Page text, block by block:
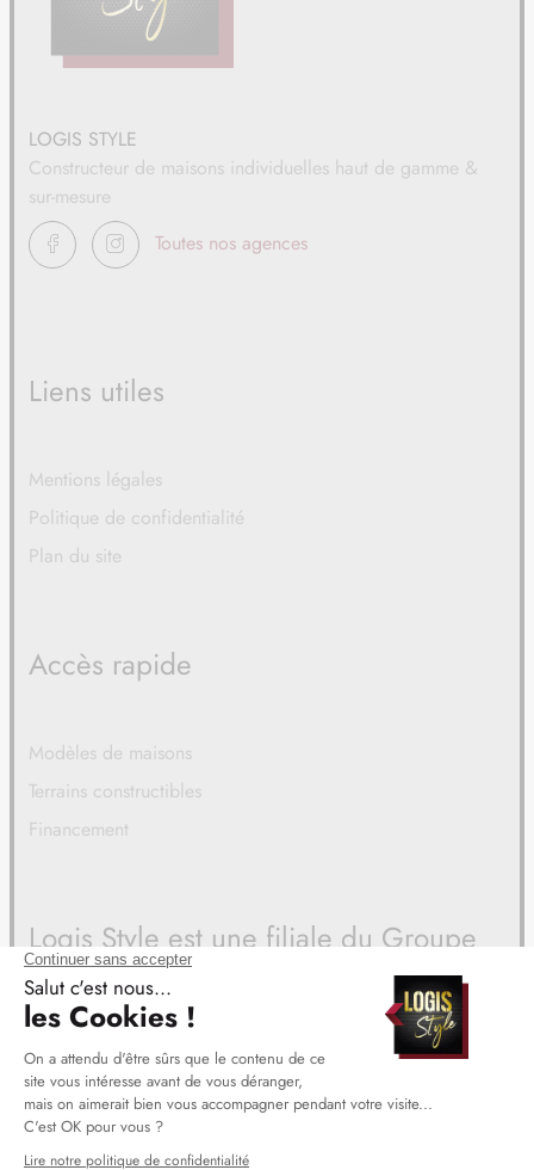
LOGIS STYLE
Constructeur de maisons individuelles haut de gamme &
sur-mesure
FACEBOOKINSTAGRAM
Toutes nos agences
Liens utiles
Mentions légales
Politique de confidentialité
Plan du site
Accès rapide
Modèles de maisons
Terrains constructibles
Financement
Logis Style est une filiale du Groupe
BDL